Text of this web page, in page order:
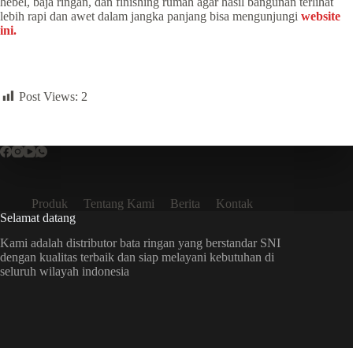
lebih rapi dan awet dalam jangka panjang bisa mengunjungi website
ini.
Post Views: 2
Produk Tentang Kami Berita
Kontak
Selamat datang
Kami adalah distributor bata ringan yang berstandar SNI
dengan kualitas terbaik dan siap melayani kebutuhan di
seluruh wilayah indonesia